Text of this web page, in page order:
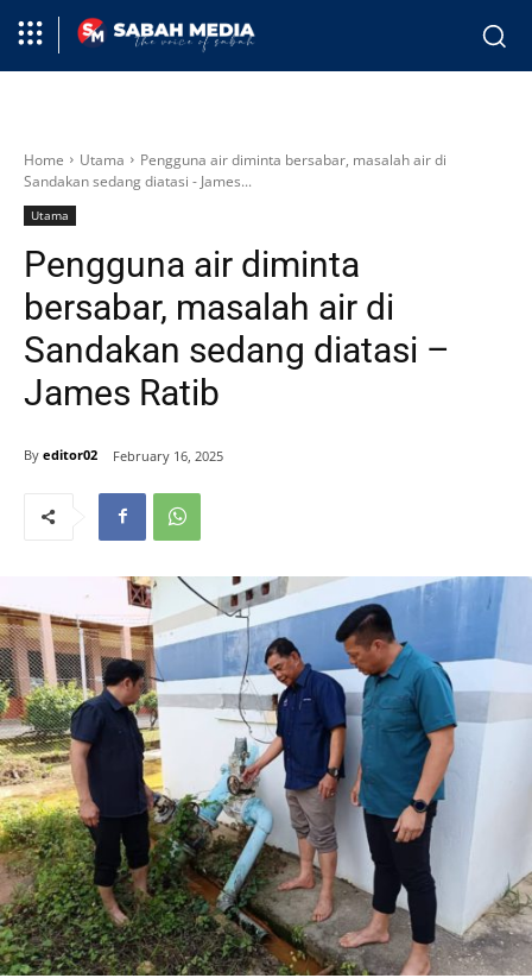
Home Utama
Pengguna air diminta bersabar, masalah air di
Sandakan sedang diatasi - James...
Utama
Pengguna air diminta
bersabar, masalah air di
Sandakan sedang diatasi –
James Ratib
By editor02 February 16, 2025